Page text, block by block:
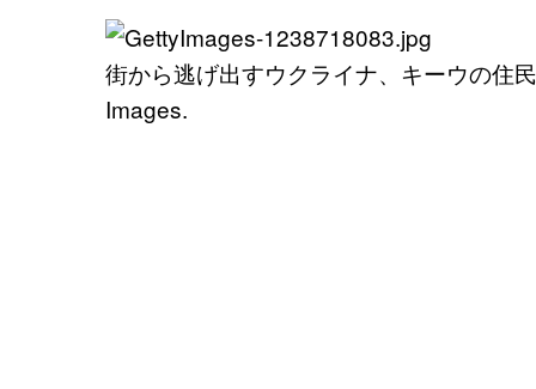
街から逃げ出すウクライナ、キーウの住
Images.